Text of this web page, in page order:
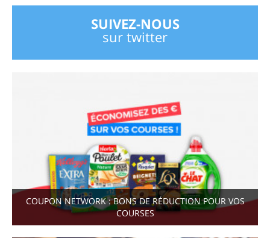
SUIVEZ-NOUS
sur twitter
COUPON NETWORK : BONS DE RÉDUCTION POUR VOS
COURSES